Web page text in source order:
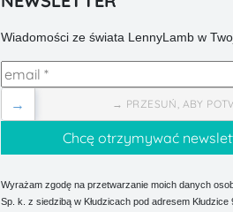
Wiadomości ze świata LennyLamb w
→ PRZESUŃ, ABY
→
Wyrażam zgodę na przetwarzanie moich danych
Sp. k. z siedzibą w Kłudzicach pod adresem